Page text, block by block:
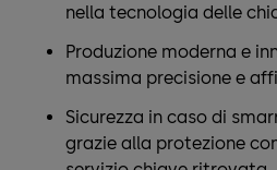
nella tecnologia delle
Produzione moderna e
massima precisione e
Sicurezza in caso di
grazie alla protezione